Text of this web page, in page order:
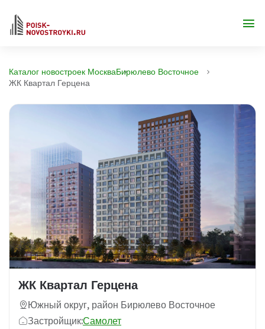
Каталог новостроек МоскваБирюлево Восточное
ЖК Квартал Герцена
ЖК Квартал Герцена
Южный округ, район Бирюлево Восточное
Застройщик:Самолет